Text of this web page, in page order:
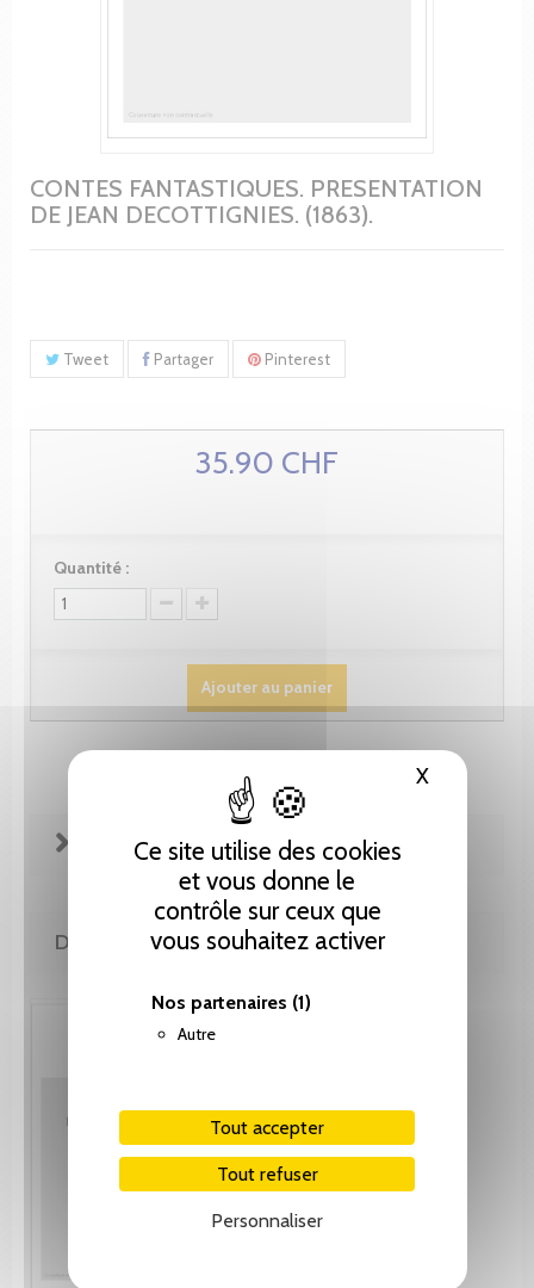
Ce site utilise des cookies
et vous donne le
contrôle sur ceux que
vous souhaitez activer
Nos partenaires (1)
Autre
Tout accepter
Tout refuser
Personnaliser
XMasquer
CONTES FANTASTIQUES. PRESENTATION
DE JEAN DECOTTIGNIES. (1863).
Tweet Partager Pinterest
35.90 CHF
Quantité :
Ajouter au panier
FICHE TECHNIQUE
DE MÊME AUTEUR(E)